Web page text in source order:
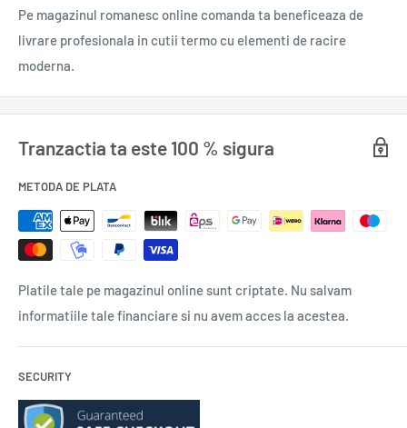
mașină pune stăpânire pe viața lui. Dennis și Leigh își dau
seama că nu îl pot elibera pe Arnie din mrejele lui Christine
decât dacă îi dezvăluie trecutul sângeros al acesteia.
Recomandări
atâtea momente tensionate, încât cititorul trebuie să facă
eforturi să mai închidă, din când în când, cartea.“
The New York Times Book Review
Data apariției
21 apr. 2021
ISBN
Cod bară
9786064310866
Pe magazinul romanesc online comanda ta beneficeaza de
livrare profesionala in cutii termo cu elementi de racire
moderna.
Tranzactia ta este 100 % sigura
METODA DE PLATA
Platile tale pe magazinul online sunt criptate. Nu salvam
informatiile tale financiare si nu avem acces la acestea.
SECURITY